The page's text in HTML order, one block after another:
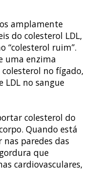
amplamente
do colesterol LDL,
“colesterol ruim”.
uma enzima
no fígado,
LDL no sangue
colesterol do
Quando está
nas paredes das
que
cardiovasculares,